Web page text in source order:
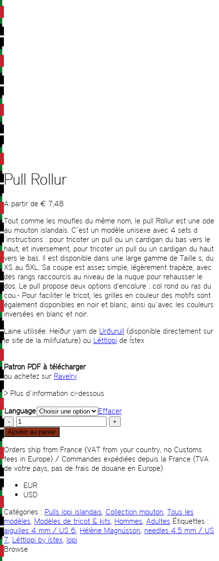
Pull Rollur
A partir de € 7,48
Tout comme les moufles du même nom, le pull Rollur est une ode
au mouton islandais. C´est un modèle unisexe avec 4 sets d
´instructions : pour tricoter un pull ou un cardigan du bas vers le
haut, et inversement, pour tricoter un pull ou un cardigan du haut
vers le bas. Il est disponible dans une large gamme de Taille s, du
XS au 5XL. Sa coupe est assez simple, légèrement trapèze, avec
des rangs raccourcis au niveau de la nuque pour rehausser le
dos. Le pull propose deux options d’encolure : col rond ou ras du
cou.- Pour faciliter le tricot, les grilles en couleur des motifs sont
également disponibles en noir et blanc, ainsi qu´avec les couleurs
inversées en blanc et noir.
Laine utilisée: Heiður yarn de Urðurull (disponible directement sur
le site de la milifulature) ou Léttlopi de Ístex
Patron PDF à télécharger
ou achetez sur Ravelry
> Plus d´information ci-dessous
Language
Effacer
quantité
de
Pull
Rollur
Ajouter au panier
Orders ship from France (VAT from your country, no Customs
fees in Europe) / Commandes expédiées depuis la France (TVA
de votre pays, pas de frais de douane en Europe)
EUR
USD
Catégories : Pulls lopi islandais, Collection mouton, Tous les
modèles, Modèles de tricot & kits, Hommes, Adultes Étiquettes :
aiguilles 4 mm / US 6, Hélène Magnússon, needles 4.5 mm / US
7, Léttlopi by ístex, lopi
Browse